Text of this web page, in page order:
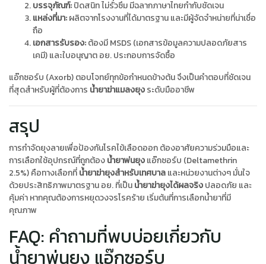
บรรจุภัณฑ์:ปิดสนิท ไม่รั่วซึม มีฉลากภาษาไทยกำกับชัดเจน
แหล่งที่มา:ผลิตจากโรงงานที่ได้มาตรฐาน และมีผู้จัดจำหน่ายที่น่าเชื่อ
ถือ
เอกสารรับรอง:ต้องมี MSDS (เอกสารข้อมูลความปลอดภัยสาร
เคมี) และใบอนุญาต อย. ประกอบการจัดซื้อ
แอ๊กซอร์บ (Axorb) ตอบโจทย์ทุกข้อกำหนดข้างต้น จึงเป็นคำตอบที่ชัดเจน
ที่สุดสำหรับผู้ที่ต้องการ น้ำยาฆ่าแมลงยุงระดับมืออาชีพ
สรุป
การกำจัดยุงลายเพื่อป้องกันโรคไข้เลือดออก ต้องอาศัยความร่วมมือและ
การเลือกใช้อุปกรณ์ที่ถูกต้องน้ำยาพ่นยุงแอ๊กซอร์บ (Deltamethrin
2.5%) คือทางเลือกที่น้ำยาฆ่ายุงสำหรับเทศบาลและหน่วยงานต่างๆ มั่นใจ
ด้วยประสิทธิภาพมาตรฐาน อย. ที่เป็นน้ำยาฆ่ายุงได้ผลจริงปลอดภัย และ
คุ้มค่า หากคุณต้องการหยุดวงจรโรคร้าย เริ่มต้นที่การเลือกน้ำยาที่มี
คุณภาพ
FAQ: คำถามที่พบบ่อยเกี่ยวกับ
น้ำยาพ่นยุง แอ๊กซอร์บ